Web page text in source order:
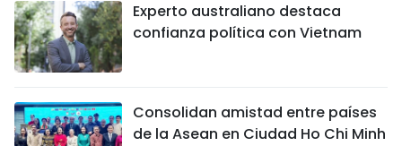
Experto australiano destaca
confianza política con Vietnam
Consolidan amistad entre países
de la Asean en Ciudad Ho Chi Minh